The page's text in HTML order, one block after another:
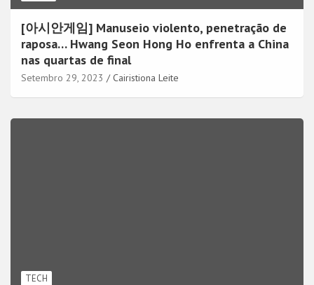
[아시안게임] Manuseio violento, penetração de
raposa… Hwang Seon Hong Ho enfrenta a China
nas quartas de final
Setembro 29, 2023 Cairistiona Leite
TECH